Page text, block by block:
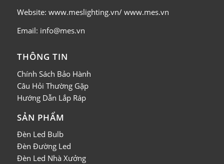
Website: www.meslighting.vn/ www.mes.vn
Email: info@mes.vn
THÔNG TIN
Chính Sách Bảo Hành
Câu Hỏi Thường Gặp
Hướng Dẫn Lắp Ráp
SẢN PHẨM
Đèn Led Bulb
Đèn Đường Led
Đèn Led Nhà Xưởng